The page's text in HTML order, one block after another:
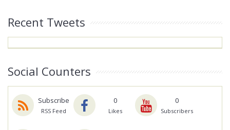
Recent Tweets
Social Counters
Subscribe
RSS Feed
0
Likes
0
Subscribers